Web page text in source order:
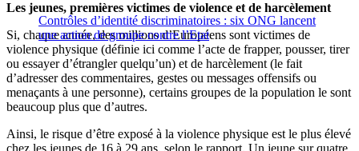
Contrôles d’identité discriminatoires : six ONG lancent
une action de groupe contre l’Etat
Les jeunes, premières victimes de violence et de harcèlement
Si, chaque année, des millions d’Européens sont victimes de
violence physique (définie ici comme l’acte de frapper, pousser, tirer
ou essayer d’étrangler quelqu’un) et de harcèlement (le fait
d’adresser des commentaires, gestes ou messages offensifs ou
menaçants à une personne), certains groupes de la population le sont
beaucoup plus que d’autres.
Ainsi, le risque d’être exposé à la violence physique est le plus élevé